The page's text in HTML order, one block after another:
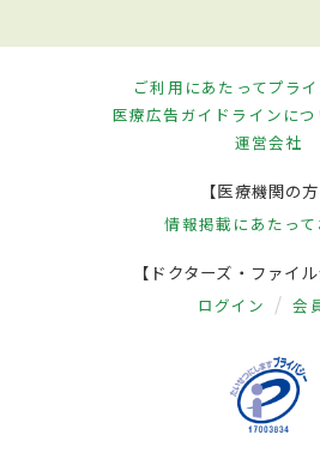
ご利用にあたってプラ
医療広告ガイドラインにつ
運営会社
【医療機関の方
情報掲載にあたって
【ドクターズ・ファイ
ログイン 会